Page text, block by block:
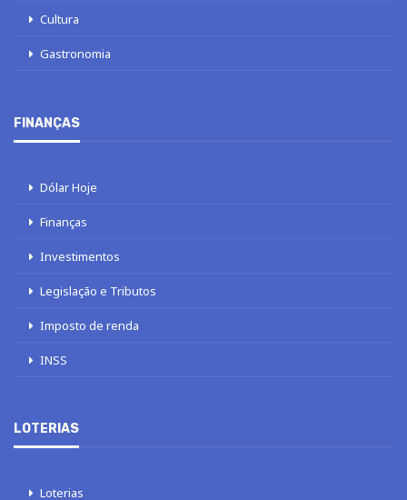
Cultura
Gastronomia
FINANÇAS
Dólar Hoje
Finanças
Investimentos
Legislação e Tributos
Imposto de renda
INSS
LOTERIAS
Loterias